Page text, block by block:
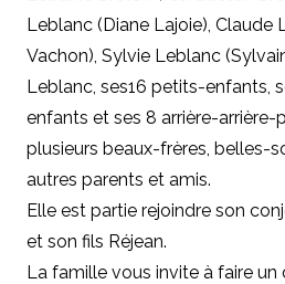
Leblanc (Diane Lajoie), Claude
Vachon), Sylvie Leblanc
Leblanc, ses16 petits-enfants,
enfants et ses 8 arrière-
plusieurs beaux-frères, belles-
autres parents et amis.
Elle est partie rejoindre son
et son fils Réjean.
La famille vous invite à faire un